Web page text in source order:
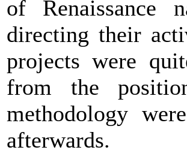
of Renaissance
directing their
projects were
from the
methodology
afterwards.